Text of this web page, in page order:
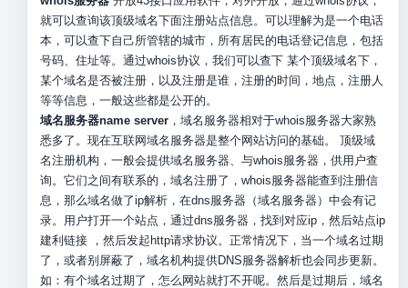
就可以查询该顶级域名下面注册站点信息。可以理解为是一个电话
本，可以查下自己所管辖的城市，所有居民的电话登记信息，包括
号码、住址等。通过whois协议，我们可以查下 某个顶级域名下，
某个域名是否被注册，以及注册是谁，注册的时间，地点，注册人
等等信息，一般这些都是公开的。
域名服务器name server，域名服务器相对于whois服务器大家熟
悉多了。现在互联网域名服务器是整个网站访问的基础。 顶级域
名注册机构，一般会提供域名服务器、与whois服务器，供用户查
询。它们之间有联系的，域名注册了，whois服务器能查到注册信
息，那么域名做了ip解析，在dns服务器（域名服务器）中会有记
录。用户打开一个站点，通过dns服务器，找到对应ip，然后站点ip
建利链接 ，然后发起http请求协议。正常情况下，当一个域名过期
了，或者别屏蔽了，域名机构提供DNS服务器解析也会同步更新。
如：有个域名过期了，怎么网站就打不开呢。然后是过期后，域名